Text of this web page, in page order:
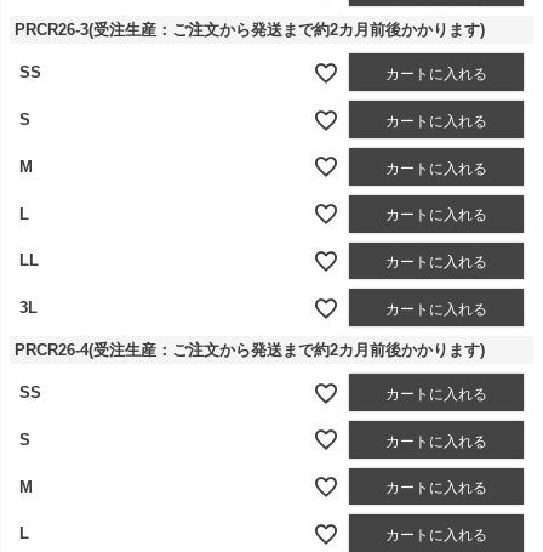
PRCR26-3(受注生産：ご注文から発送まで約2カ月前後かかります)
SS カートに入れる
S カートに入れる
M カートに入れる
L カートに入れる
LL カートに入れる
3L カートに入れる
PRCR26-4(受注生産：ご注文から発送まで約2カ月前後かかります)
SS カートに入れる
S カートに入れる
M カートに入れる
L カートに入れる